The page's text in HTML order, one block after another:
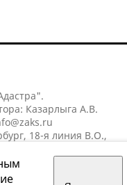
Казарлыга А.В.
18-я линия В.О.,